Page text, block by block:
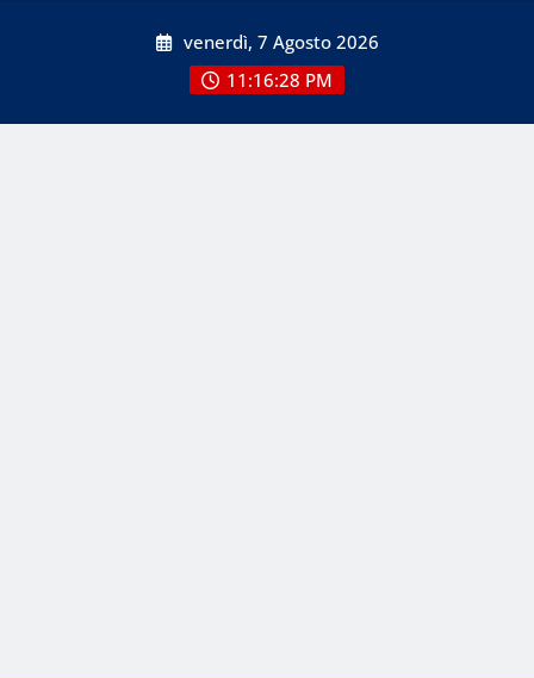
venerdì, 7 Agosto 2026
11:16:29 PM